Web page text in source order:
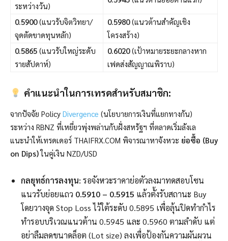
ระหว่างวัน)
0.5900(แนวรับจิตวิทยา/
จุดตัดขาดทุนหลัก)
0.5980(แนวต้านสำคัญเชิง
โครงสร้าง)
0.5865 (แนวรับใหญ่ระดับ
รายสัปดาห์)
0.6020(เป้าหมายระยะกลางหาก
เฟดส่งสัญญาณพิราบ)
คำแนะนำในการเทรดสำหรับสมาชิก:
จากปัจจัย Policy Divergence (นโยบายการเงินที่แยกทางกัน)
ระหว่าง RBNZ ที่เหยี่ยวพุ่งพล่านกับฝั่งสหรัฐฯ ที่ตลาดเริ่มลังเล
แนะนำให้เทรดเดอร์ THAIFRX.COM พิจารณาหาจังหวะ ย่อซื้อ (Buy
on Dips)ในคู่เงิน NZD/USD
กลยุทธ์การลงทุน: รอจังหวะราคาย่อตัวลงมาทดสอบโซน
แนวรับย่อยแถว 0.5910 – 0.5915 แล้วตั้งรับสถานะ Buy
โดยวางจุด Stop Loss ไว้ใต้ระดับ 0.5895 เพื่อลุ้นปิดทำกำไร
ทำรอบบริเวณแนวต้าน 0.5945 และ 0.5960 ตามลำดับ แต่
อย่าลืมลดขนาดล็อต (Lot size) ลงเพื่อป้องกันความผันผวน